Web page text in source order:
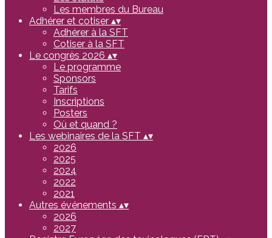
Les membres du Bureau
Adhérer et cotiser ▴▾
Adhérer à la SFT
Cotiser à la SFT
Le congrès 2026 ▴▾
Le programme
Sponsors
Tarifs
Inscriptions
Posters
Où et quand ?
Les webinaires de la SFT ▴▾
2026
2025
2024
2022
2021
Autres événements ▴▾
2026
2027